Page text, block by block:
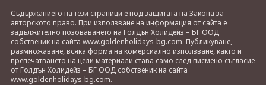
Съдържанието на тези страници е под защитата на Закона за
авторското право. При използване на информация от сайта е
задължително позоваването на Голдън Холидейз – БГ ООД
собственик на сайта www.goldenholidays-bg.com. Публикуване,
размножаване, всяка форма на комерсиално използване, както и
препечатването на цели материали става само след писмено съгласие
от Голдън Холидейз – БГ ООД собственик на сайта
www.goldenholidays-bg.com.